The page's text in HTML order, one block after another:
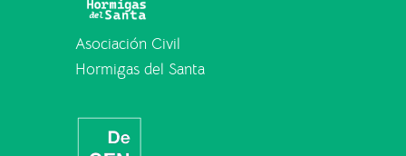
Asociación Civil
Hormigas del Santa